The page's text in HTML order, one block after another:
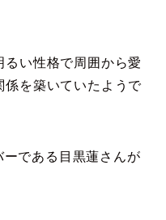
い性格で周囲から愛
係を築いていたようで
である目黒蓮さんが